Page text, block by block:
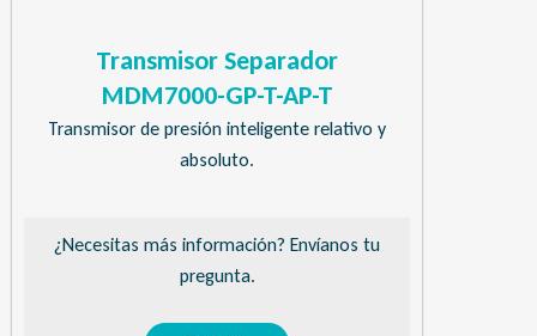
Transmisor Separador
MDM7000-GP-T-AP-T
Transmisor de presión inteligente relativo y
absoluto.
¿Necesitas más información? Envíanos tu
pregunta.